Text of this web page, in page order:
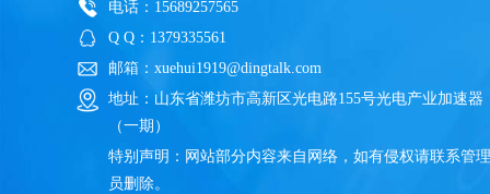
电话：15689257565
Q Q：1379335561
邮箱：xuehui1919@dingtalk.com
地址：山东省潍坊市高新区光电路155号光电产业加速器
（一期）
特别声明：网站部分内容来自网络，如有侵权请联系管
员删除。